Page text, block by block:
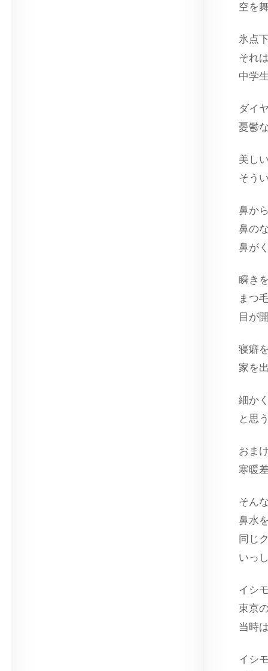
空を
氷点
それ
中学
ダイ
憂鬱
美し
そう
鼻か
鼻の
鼻が
瞬き
まつ
目が
寝癖
家を
細か
と思
おま
寒暖
そん
鼻水
同じ
いっ
イシ
東京
当時
イシ